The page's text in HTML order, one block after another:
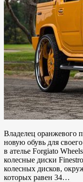
Владелец оранжевого
новую обувь для
в ателье Forgiato
колесные диски
колесных дисков,
которых равен 34…